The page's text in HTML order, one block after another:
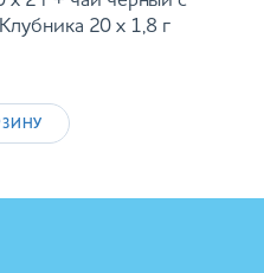
20 х 1,8 г